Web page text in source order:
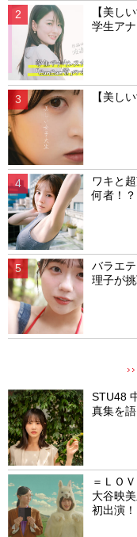
【美し
学生ア
【美し
ワキと
何者！？
バラエ
理子が
STU48
真集を語
＝ＬＯ
大谷映
初出演！